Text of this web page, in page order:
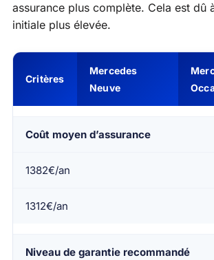
assurance plus complète. Cela est dû
initiale plus élevée.
Critères
Mercedes
Neuve
Coût moyen d’assurance
1382€/an
1312€/an
Niveau de garantie recommandé